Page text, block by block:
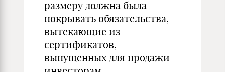
размеру должна была
покрывать обязательства,
вытекающие из
сертификатов,
выпущенных для продажи